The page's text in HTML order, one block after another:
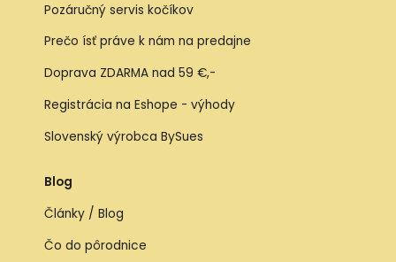
Pozáručný servis kočíkov
Prečo ísť práve k nám na predajne
Doprava ZDARMA nad 59 €,-
Registrácia na Eshope - výhody
Slovenský výrobca BySues
Blog
Články / Blog
Čo do pôrodnice